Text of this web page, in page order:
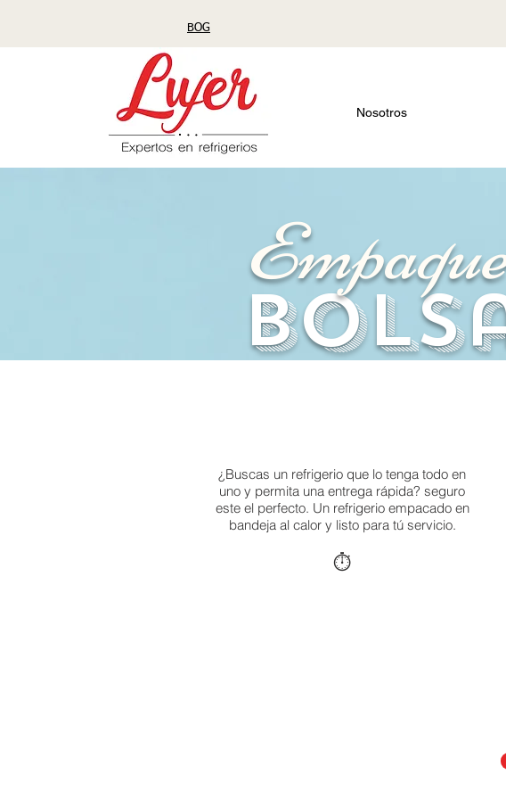
BOG
Nosotros
¿Buscas un refrigerio que lo tenga todo en
uno y permita una entrega rápida? seguro
este el perfecto. Un refrigerio empacado en
bandeja al calor y listo para tú servicio.
⏱️